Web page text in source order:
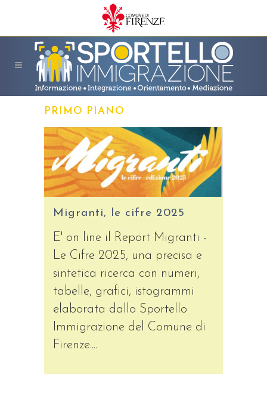
PRIMO PIANO
Migranti, le cifre 2025
E' on line il Report Migranti -
Le Cifre 2025, una precisa e
sintetica ricerca con numeri,
tabelle, grafici, istogrammi
elaborata dallo Sportello
Immigrazione del Comune di
Firenze....